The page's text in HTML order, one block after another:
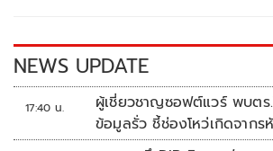
k k
NEWS UPDATE
17:40 น.
ผู้เชี่ยวชาญซอฟต์แวร์ พบตร.
ข้อมูลรั่ว ชี้ช่องโหว่เกิดจาก
ไม่ใช่ถูกแฮกระบบ